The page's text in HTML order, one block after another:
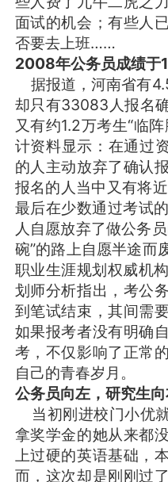
面试的机会；有些人
否要去上班……
2008年公务员成绩于
据报道，河南省有
却只有33083人报名
又有约1.2万考生“临
计资料显示：在通过
的人主动放弃了确认
报名的人当中又有将
最后在少数通过考试
人自愿放弃了做公务
碗”的路上自愿半途而
职业生涯规划权威机
划师分析指出，考公
到笔试结束，其间需
如果报考者没有明确
考，不仅影响了正常
自己的青春岁月。
公务员向左，研究生
当初刚进校门小优
拿奖学金的她从来都
上过硬的英语基础，
而，这次却是刚刚过